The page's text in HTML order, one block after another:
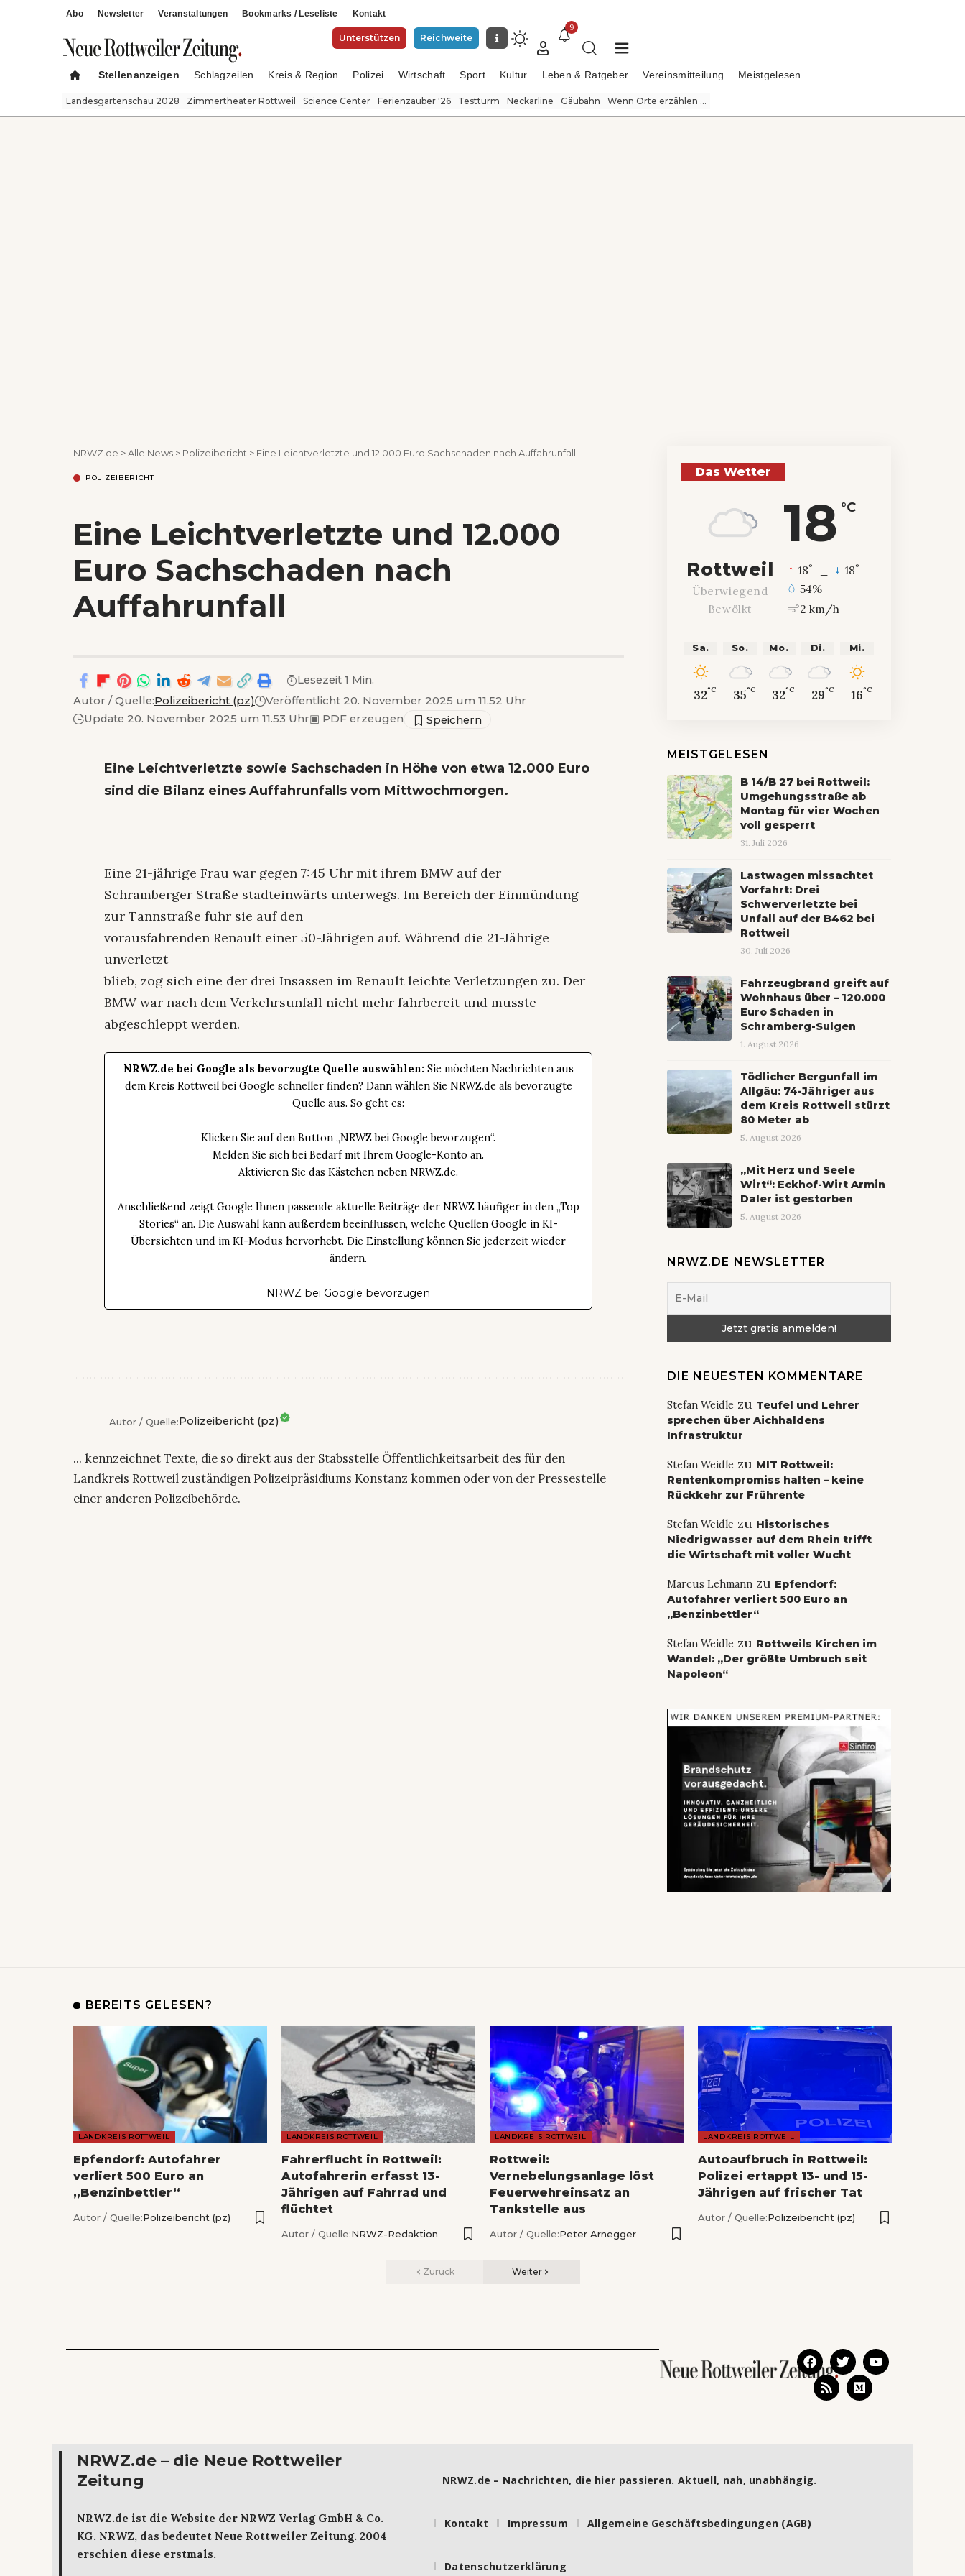
Abo Newsletter Veranstaltungen Bookmarks / Leseliste Kontakt
Unterstützen Reichweite
9
Stellenanzeigen Schlagzeilen Kreis & Region Polizei Wirtschaft Sport Kultur Leben & Ratgeber Vereinsmitteilung Meistgelesen
Landesgartenschau 2028 Zimmertheater Rottweil Science Center Ferienzauber '26 Testturm Neckarline Gäubahn Wenn Orte erzählen ...
NRWZ.de >Alle News > Polizeibericht > Eine Leichtverletzte und 12.000 Euro Sachschaden nach Auffahrunfall
POLIZEIBERICHT
Eine Leichtverletzte und 12.000
Euro Sachschaden nach
Auffahrunfall
Autor / Quelle:Polizeibericht (pz)
Veröffentlicht 20. November 2025 um 11.52 Uhr
Update 20. November 2025 um 11.53 Uhr▣ PDF erzeugen
Lesezeit 1 Min.
Eine Leichtverletzte sowie Sachschaden in Höhe von etwa 12.000 Euro
sind die Bilanz eines Auffahrunfalls vom Mittwochmorgen.
Eine 21-jährige Frau war gegen 7:45 Uhr mit ihrem BMW auf der
Schramberger Straße stadteinwärts unterwegs. Im Bereich der Einmündung
zur Tannstraße fuhr sie auf den
vorausfahrenden Renault einer 50-Jährigen auf. Während die 21-Jährige
unverletzt
blieb, zog sich eine der drei Insassen im Renault leichte Verletzungen zu. Der
BMW war nach dem Verkehrsunfall nicht mehr fahrbereit und musste
abgeschleppt werden.
NRWZ.de bei Google als bevorzugte Quelle auswählen: Sie möchten Nachrichten aus
dem Kreis Rottweil bei Google schneller finden? Dann wählen Sie NRWZ.de als bevorzugte
Quelle aus. So geht es:
Klicken Sie auf den Button „NRWZ bei Google bevorzugen“.
Melden Sie sich bei Bedarf mit Ihrem Google-Konto an.
Aktivieren Sie das Kästchen neben NRWZ.de.
Anschließend zeigt Google Ihnen passende aktuelle Beiträge der NRWZ häufiger in den „Top
Stories“ an. Die Auswahl kann außerdem beeinflussen, welche Quellen Google in KI-
Übersichten und im KI-Modus hervorhebt. Die Einstellung können Sie jederzeit wieder
ändern.
NRWZ bei Google bevorzugen
Autor / Quelle:Polizeibericht (pz)
... kennzeichnet Texte, die so direkt aus der Stabsstelle Öffentlichkeitsarbeit des für den
Landkreis Rottweil zuständigen Polizeipräsidiums Konstanz kommen oder von der Pressestelle
einer anderen Polizeibehörde.
Das Wetter
18 °C
Rottweil
Überwiegend
Bewölkt
18° 18°
54%
2 km/h
Sa.
32°C
So.
35°C
Mo.
32°C
Di.
29°C
Mi.
16°C
MEISTGELESEN
B 14/B 27 bei Rottweil:
Umgehungsstraße ab
Montag für vier Wochen
voll gesperrt
31. Juli 2026
Lastwagen missachtet
Vorfahrt: Drei
Schwerverletzte bei
Unfall auf der B462 bei
Rottweil
30. Juli 2026
Fahrzeugbrand greift auf
Wohnhaus über – 120.000
Euro Schaden in
Schramberg-Sulgen
1. August 2026
Tödlicher Bergunfall im
Allgäu: 74-Jähriger aus
dem Kreis Rottweil stürzt
80 Meter ab
5. August 2026
„Mit Herz und Seele
Wirt“: Eckhof-Wirt Armin
Daler ist gestorben
5. August 2026
NRWZ.DE NEWSLETTER
DIE NEUESTEN KOMMENTARE
Stefan Weidle zu Teufel und Lehrer
sprechen über Aichhaldens
Infrastruktur
Stefan Weidle zu MIT Rottweil:
Rentenkompromiss halten – keine
Rückkehr zur Frührente
Stefan Weidle zu Historisches
Niedrigwasser auf dem Rhein trifft
die Wirtschaft mit voller Wucht
Marcus Lehmannzu Epfendorf:
Autofahrer verliert 500 Euro an
„Benzinbettler“
Stefan Weidle zu Rottweils Kirchen im
Wandel: „Der größte Umbruch seit
Napoleon“
BEREITS GELESEN?
LANDKREIS ROTTWEIL
Epfendorf: Autofahrer
verliert 500 Euro an
„Benzinbettler“
Autor / Quelle:Polizeibericht (pz)
LANDKREIS ROTTWEIL
Fahrerflucht in Rottweil:
Autofahrerin erfasst 13-
Jährigen auf Fahrrad und
flüchtet
Autor / Quelle:NRWZ-Redaktion
LANDKREIS ROTTWEIL
Rottweil:
Vernebelungsanlage löst
Feuerwehreinsatz an
Tankstelle aus
Autor / Quelle:Peter Arnegger
LANDKREIS ROTTWEIL
Autoaufbruch in Rottweil:
Polizei ertappt 13- und 15-
Jährigen auf frischer Tat
Autor / Quelle:Polizeibericht (pz)
Zurück Weiter
NRWZ.de – die Neue Rottweiler
Zeitung
NRWZ.de ist die Website der NRWZ Verlag GmbH & Co.
KG. NRWZ, das bedeutet Neue Rottweiler Zeitung. 2004
erschien diese erstmals.
NRWZ.de – Nachrichten, die hier passieren. Aktuell, nah, unabhängig.
Kontakt Impressum Allgemeine Geschäftsbedingungen (AGB)
Datenschutzerklärung